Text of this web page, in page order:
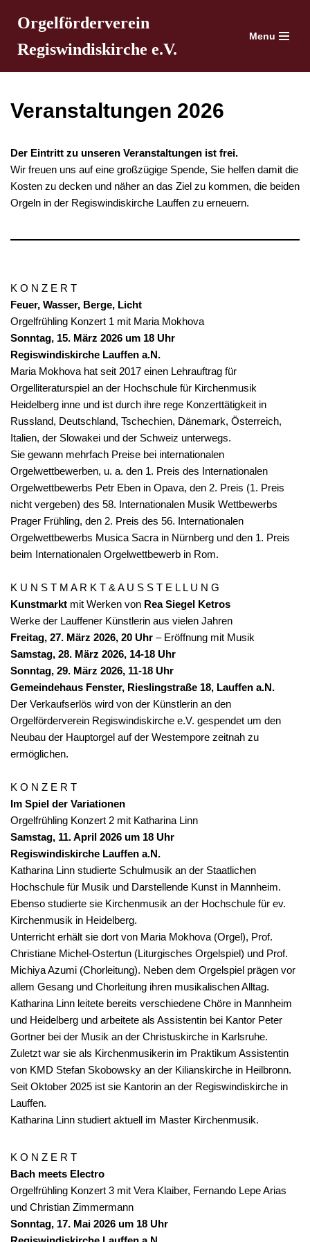
Inhalt
springen
Orgelförderverein
Regiswindiskirche e.V.
Menu
Veranstaltungen 2026
Der Eintritt zu unseren Veranstaltungen ist frei.
Wir freuen uns auf eine großzügige Spende, Sie helfen damit die
Kosten zu decken und näher an das Ziel zu kommen, die beiden
Orgeln in der Regiswindiskirche Lauffen zu erneuern.
K O N Z E R T
Feuer, Wasser, Berge, Licht
Orgelfrühling Konzert 1 mit Maria Mokhova
Sonntag, 15. März 2026 um 18 Uhr
Regiswindiskirche Lauffen a.N.
Maria Mokhova hat seit 2017 einen Lehrauftrag für
Orgelliteraturspiel an der Hochschule für Kirchenmusik
Heidelberg inne und ist durch ihre rege Konzerttätigkeit in
Russland, Deutschland, Tschechien, Dänemark, Österreich,
Italien, der Slowakei und der Schweiz unterwegs.
Sie gewann mehrfach Preise bei internationalen
Orgelwettbewerben, u. a. den 1. Preis des Internationalen
Orgelwettbewerbs Petr Eben in Opava, den 2. Preis (1. Preis
nicht vergeben) des 58. Internationalen Musik Wettbewerbs
Prager Frühling, den 2. Preis des 56. Internationalen
Orgelwettbewerbs Musica Sacra in Nürnberg und den 1. Preis
beim Internationalen Orgelwettbewerb in Rom.
K U N S T M A R K T & A U S S T E L L U N G
Kunstmarkt mit Werken von Rea Siegel Ketros
Werke der Lauffener Künstlerin aus vielen Jahren
Freitag, 27. März 2026, 20 Uhr – Eröffnung mit Musik
Samstag, 28. März 2026, 14-18 Uhr
Sonntag, 29. März 2026, 11-18 Uhr
Gemeindehaus Fenster, Rieslingstraße 18, Lauffen a.N.
Der Verkaufserlös wird von der Künstlerin an den
Orgelförderverein Regiswindiskirche e.V. gespendet um den
Neubau der Hauptorgel auf der Westempore zeitnah zu
ermöglichen.
K O N Z E R T
Im Spiel der Variationen
Orgelfrühling Konzert 2 mit Katharina Linn
Samstag, 11. April 2026 um 18 Uhr
Regiswindiskirche Lauffen a.N.
Katharina Linn studierte Schulmusik an der Staatlichen
Hochschule für Musik und Darstellende Kunst in Mannheim.
Ebenso studierte sie Kirchenmusik an der Hochschule für ev.
Kirchenmusik in Heidelberg.
Unterricht erhält sie dort von Maria Mokhova (Orgel), Prof.
Christiane Michel-Ostertun (Liturgisches Orgelspiel) und Prof.
Michiya Azumi (Chorleitung). Neben dem Orgelspiel prägen vor
allem Gesang und Chorleitung ihren musikalischen Alltag.
Katharina Linn leitete bereits verschiedene Chöre in Mannheim
und Heidelberg und arbeitete als Assistentin bei Kantor Peter
Gortner bei der Musik an der Christuskirche in Karlsruhe.
Zuletzt war sie als Kirchenmusikerin im Praktikum Assistentin
von KMD Stefan Skobowsky an der Kilianskirche in Heilbronn.
Seit Oktober 2025 ist sie Kantorin an der Regiswindiskirche in
Lauffen.
Katharina Linn studiert aktuell im Master Kirchenmusik.
K O N Z E R T
Bach meets Electro
Orgelfrühling Konzert 3 mit Vera Klaiber, Fernando Lepe Arias
und Christian Zimmermann
Sonntag, 17. Mai 2026 um 18 Uhr